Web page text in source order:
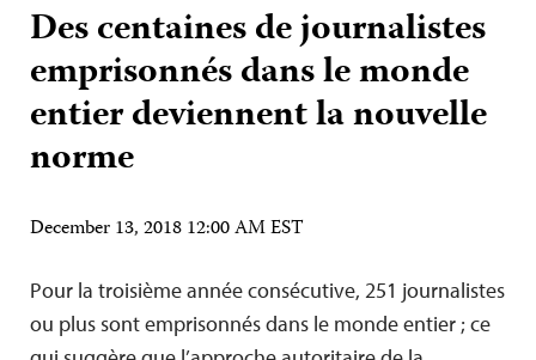
Des centaines de journalistes
emprisonnés dans le monde
entier deviennent la nouvelle
norme
December 13, 2018 12:00 AM EST
Pour la troisième année consécutive, 251 journalistes
ou plus sont emprisonnés dans le monde entier ; ce